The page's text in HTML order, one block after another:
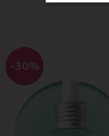
-30%